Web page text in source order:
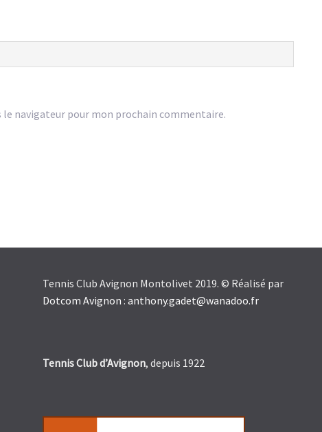
navigateur pour mon prochain commentaire.
Tennis Club Avignon Montolivet 2019. © Réalisé par
Dotcom Avignon : anthony.gadet@wanadoo.fr
Tennis Club d’Avignon, depuis 1922